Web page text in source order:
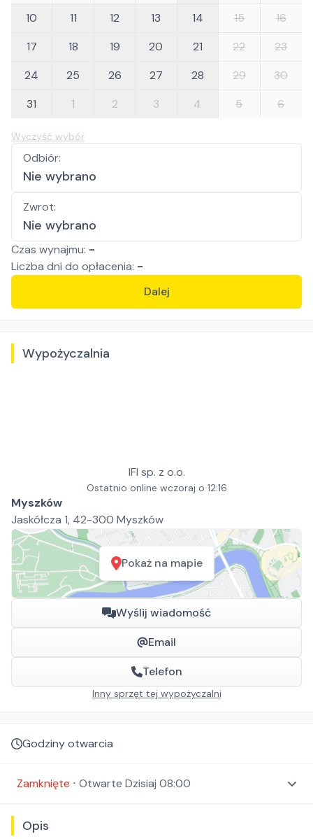
10
11 12 13 14 15
16
17
18 19 20 21 22
23
24
25 26 27 28 29
30
31
1 2 3 4 5 6
Wyczyść wybór
Odbiór:
Nie wybrano
Zwrot:
Nie wybrano
Czas wynajmu: -
Liczba dni do opłacenia: -
Dalej
Wypożyczalnia
IFI sp. z o.o.
Ostatnio online wczoraj o 12:16
Myszków
Jaskółcza 1, 42-300 Myszków
Pokaż na mapie
Wyślij wiadomość
Email
Telefon
Inny sprzęt tej wypożyczalni
Godziny otwarcia
Zamknięte ⋅ Otwarte Dzisiaj 08:00
Opis